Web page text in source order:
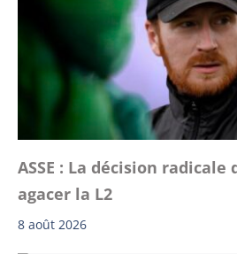
ASSE : La décision radicale
agacer la L2
8 août 2026